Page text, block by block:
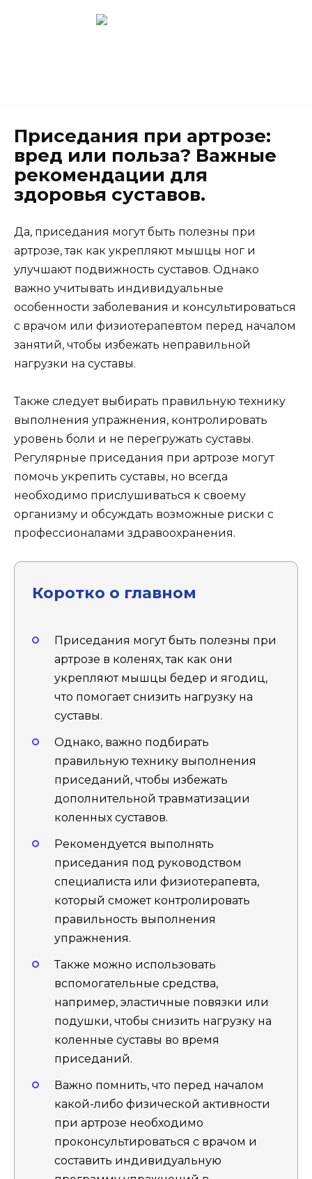
Приседания при артрозе:
вред или польза? Важные
рекомендации для
здоровья суставов.
Да, приседания могут быть полезны при
артрозе, так как укрепляют мышцы ног и
улучшают подвижность суставов. Однако
важно учитывать индивидуальные
особенности заболевания и консультироваться
с врачом или физиотерапевтом перед началом
занятий, чтобы избежать неправильной
нагрузки на суставы.
Также следует выбирать правильную технику
выполнения упражнения, контролировать
уровень боли и не перегружать суставы.
Регулярные приседания при артрозе могут
помочь укрепить суставы, но всегда
необходимо прислушиваться к своему
организму и обсуждать возможные риски с
профессионалами здравоохранения.
Коротко о главном
Приседания могут быть полезны при
артрозе в коленях, так как они
укрепляют мышцы бедер и ягодиц,
что помогает снизить нагрузку на
суставы.
Однако, важно подбирать
правильную технику выполнения
приседаний, чтобы избежать
дополнительной травматизации
коленных суставов.
Рекомендуется выполнять
приседания под руководством
специалиста или физиотерапевта,
который сможет контролировать
правильность выполнения
упражнения.
Также можно использовать
вспомогательные средства,
например, эластичные повязки или
подушки, чтобы снизить нагрузку на
коленные суставы во время
приседаний.
Важно помнить, что перед началом
какой-либо физической активности
при артрозе необходимо
проконсультироваться с врачом и
составить индивидуальную